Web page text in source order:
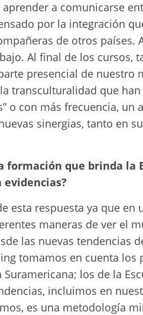
a comunicarse
por la integración
de otros países.
Al final de los cursos,
presencial de nuestro
transculturalidad que
o con más frecuencia,
sinergias, tanto en
formación que brinda la
evidencias?
esta respuesta ya que
maneras de ver el
las nuevas tendencias
tomamos en cuenta los
los de la
incluimos en
es una metodología